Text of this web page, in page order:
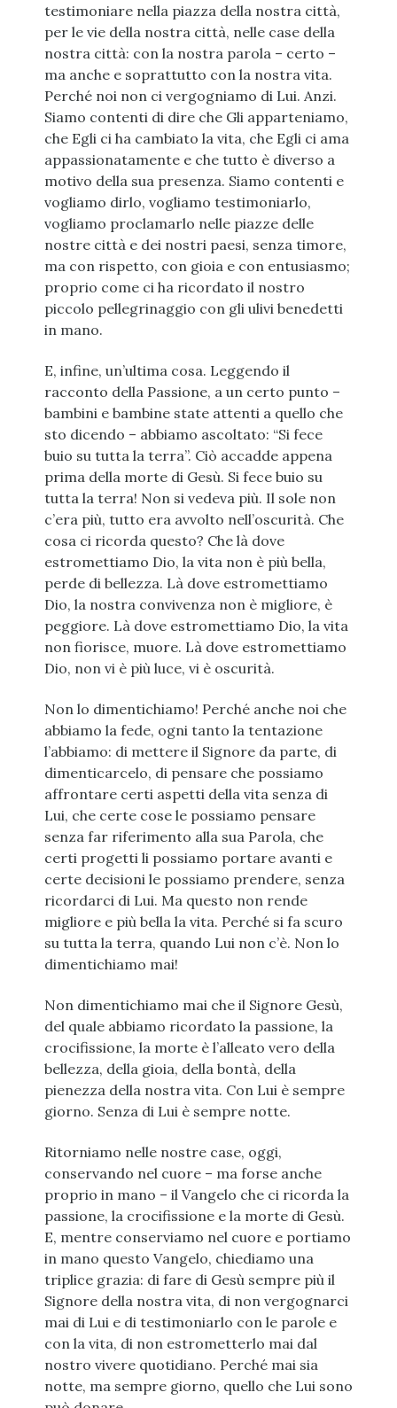
testimoniare nella piazza della nostra città,
per le vie della nostra città, nelle case della
nostra città: con la nostra parola – certo –
ma anche e soprattutto con la nostra vita.
Perché noi non ci vergogniamo di Lui. Anzi.
Siamo contenti di dire che Gli apparteniamo,
che Egli ci ha cambiato la vita, che Egli ci ama
appassionatamente e che tutto è diverso a
motivo della sua presenza. Siamo contenti e
vogliamo dirlo, vogliamo testimoniarlo,
vogliamo proclamarlo nelle piazze delle
nostre città e dei nostri paesi, senza timore,
ma con rispetto, con gioia e con entusiasmo;
proprio come ci ha ricordato il nostro
piccolo pellegrinaggio con gli ulivi benedetti
in mano.
E, infine, un’ultima cosa. Leggendo il
racconto della Passione, a un certo punto –
bambini e bambine state attenti a quello che
sto dicendo – abbiamo ascoltato: “Si fece
buio su tutta la terra”. Ciò accadde appena
prima della morte di Gesù. Si fece buio su
tutta la terra! Non si vedeva più. Il sole non
c’era più, tutto era avvolto nell’oscurità. Che
cosa ci ricorda questo? Che là dove
estromettiamo Dio, la vita non è più bella,
perde di bellezza. Là dove estromettiamo
Dio, la nostra convivenza non è migliore, è
peggiore. Là dove estromettiamo Dio, la vita
non fiorisce, muore. Là dove estromettiamo
Dio, non vi è più luce, vi è oscurità.
Non lo dimentichiamo! Perché anche noi che
abbiamo la fede, ogni tanto la tentazione
l’abbiamo: di mettere il Signore da parte, di
dimenticarcelo, di pensare che possiamo
affrontare certi aspetti della vita senza di
Lui, che certe cose le possiamo pensare
senza far riferimento alla sua Parola, che
certi progetti li possiamo portare avanti e
certe decisioni le possiamo prendere, senza
ricordarci di Lui. Ma questo non rende
migliore e più bella la vita. Perché si fa scuro
su tutta la terra, quando Lui non c’è. Non lo
dimentichiamo mai!
Non dimentichiamo mai che il Signore Gesù,
del quale abbiamo ricordato la passione, la
crocifissione, la morte è l’alleato vero della
bellezza, della gioia, della bontà, della
pienezza della nostra vita. Con Lui è sempre
giorno. Senza di Lui è sempre notte.
Ritorniamo nelle nostre case, oggi,
conservando nel cuore – ma forse anche
proprio in mano – il Vangelo che ci ricorda la
passione, la crocifissione e la morte di Gesù.
E, mentre conserviamo nel cuore e portiamo
in mano questo Vangelo, chiediamo una
triplice grazia: di fare di Gesù sempre più il
Signore della nostra vita, di non vergognarci
mai di Lui e di testimoniarlo con le parole e
con la vita, di non estrometterlo mai dal
nostro vivere quotidiano. Perché mai sia
notte, ma sempre giorno, quello che Lui sono